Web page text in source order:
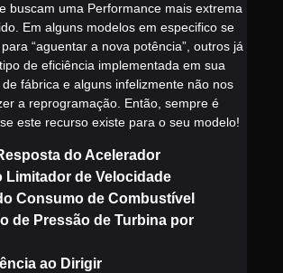
buscam uma Performance mais extrema
Em alguns modelos em especifico se
“aguentar a nova potência”, outros já
de eficiência implementada em sua
fábrica e alguns infelizmente não nos
a reprogramação. Então, sempre é
este recurso existe para o seu modelo!
do Acelerador
Limitador de Velocidade
Consumo de Combustível
de Pressão de Turbina por
ao Dirigir